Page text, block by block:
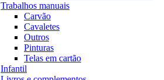
Trabalhos manuais
Carvão
Cavaletes
Outros
Pinturas
Telas em cartão
Infantil